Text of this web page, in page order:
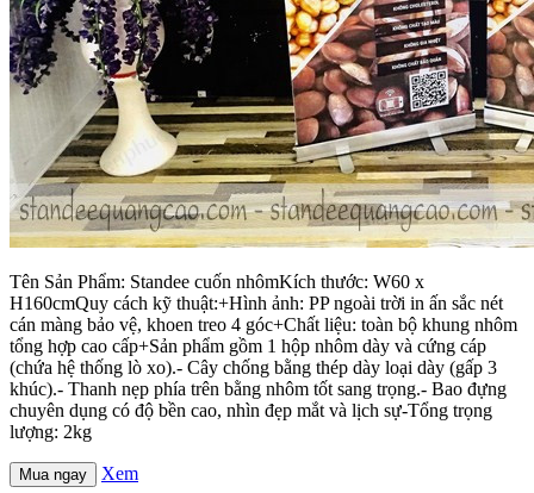
Tên Sản Phẩm: Standee cuốn nhômKích thước: W60 x
H160cmQuy cách kỹ thuật:+Hình ảnh: PP ngoài trời in ấn sắc nét
cán màng bảo vệ, khoen treo 4 góc+Chất liệu: toàn bộ khung nhôm
tổng hợp cao cấp+Sản phẩm gồm 1 hộp nhôm dày và cứng cáp
(chứa hệ thống lò xo).- Cây chống bằng thép dày loại dày (gấp 3
khúc).- Thanh nẹp phía trên bằng nhôm tốt sang trọng.- Bao đựng
chuyên dụng có độ bền cao, nhìn đẹp mắt và lịch sự-Tổng trọng
lượng: 2kg
Mua ngay Xem